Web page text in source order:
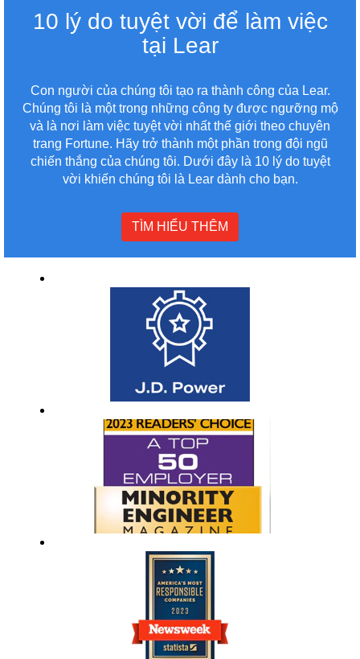
10 lý do tuyệt vời để làm việc
tại Lear
Con người của chúng tôi tạo ra thành công của Lear.
Chúng tôi là một trong những công ty được ngưỡng mộ
và là nơi làm việc tuyệt vời nhất thế giới theo chuyên
trang Fortune. Hãy trở thành một phần trong đội ngũ
chiến thắng của chúng tôi. Dưới đây là 10 lý do tuyệt
vời khiến chúng tôi là Lear dành cho bạn.
TÌM HIỂU THÊM